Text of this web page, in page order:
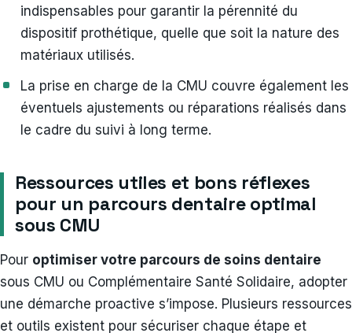
indispensables pour garantir la pérennité du
dispositif prothétique, quelle que soit la nature des
matériaux utilisés.
La prise en charge de la CMU couvre également les
éventuels ajustements ou réparations réalisés dans
le cadre du suivi à long terme.
Ressources utiles et bons réflexes
pour un parcours dentaire optimal
sous CMU
Pour optimiser votre parcours de soins dentaire
sous CMU ou Complémentaire Santé Solidaire, adopter
une démarche proactive s’impose. Plusieurs ressources
et outils existent pour sécuriser chaque étape et